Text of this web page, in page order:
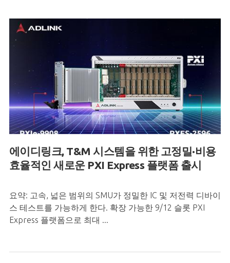
에이디링크, T&M시스템을 위한 고정밀·비용
효율적인 새로운PXI Express 플랫폼 출시
요약: 고속, 넓은 범위의 SMU가 정밀한 IC 및 저전력 디바이
스 테스트를 가능하게 한다. 확장 가능한 9/12 슬롯 PXI
Express 플랫폼으로 최대 ...